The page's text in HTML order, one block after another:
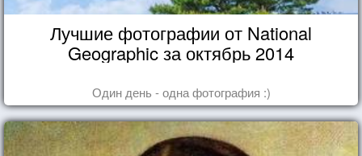
Лучшие фотографии от National
Geographic за октябрь 2014
Один день - одна фотография :)